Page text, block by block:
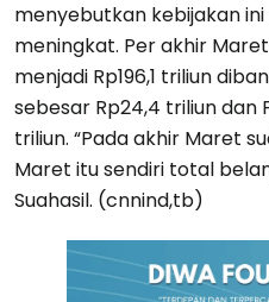
menyebutkan kebijakan
meningkat. Per akhir
menjadi Rp196,1 triliun
sebesar Rp24,4 triliun dan
triliun. “Pada akhir Maret
Maret itu sendiri total
Suahasil. (cnnind,tb)